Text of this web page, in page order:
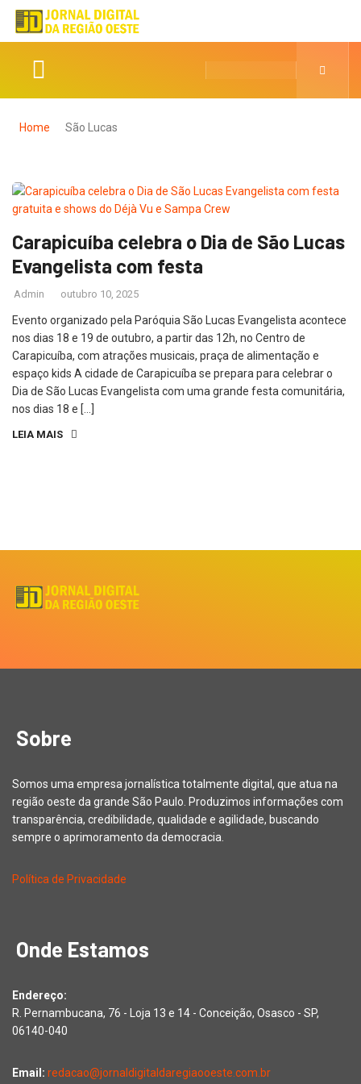
Home São Lucas
Carapicuíba celebra o Dia de São Lucas
Evangelista com festa
Admin outubro 10, 2025
Evento organizado pela Paróquia São Lucas Evangelista acontece
nos dias 18 e 19 de outubro, a partir das 12h, no Centro de
Carapicuíba, com atrações musicais, praça de alimentação e
espaço kids A cidade de Carapicuíba se prepara para celebrar o
Dia de São Lucas Evangelista com uma grande festa comunitária,
nos dias 18 e […]
LEIA MAIS
Sobre
Somos uma empresa jornalística totalmente digital, que atua na
região oeste da grande São Paulo. Produzimos informações com
transparência, credibilidade, qualidade e agilidade, buscando
sempre o aprimoramento da democracia.
Política de Privacidade
Onde Estamos
Endereço:
R. Pernambucana, 76 - Loja 13 e 14 - Conceição, Osasco - SP,
06140-040
Email: redacao@jornaldigitaldaregiaooeste.com.br